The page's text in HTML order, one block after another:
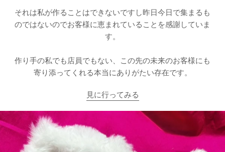
それは私が作ることはできないですし昨日今日で集まるも
のではないのでお客様に恵まれていることを感謝していま
す。
作り手の私でも店員でもない、この先の未来のお客様にも
寄り添ってくれる本当にありがたい存在です。
見に行ってみる